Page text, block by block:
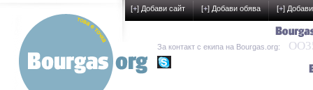
[+] Добави сайт [+] Добави обява [+]
За контакт с екипа на Bourgas.org: